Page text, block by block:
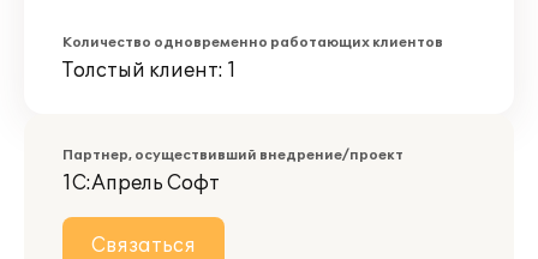
Количество одновременно работающих клиентов
Толстый клиент: 1
Партнер, осуществивший внедрение/проект
1С:Апрель Софт
Связаться